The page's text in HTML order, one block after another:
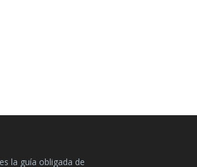
la guía obligada de